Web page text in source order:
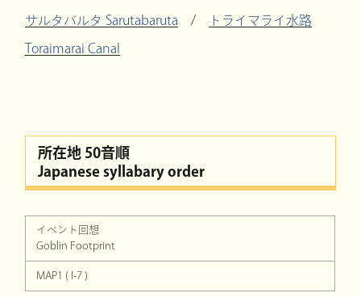
サルタバルタ Sarutabaruta / トライマライ水路
Toraimarai Canal
所在地 50音順
Japanese syllabary order
イベント回想
Goblin Footprint
MAP1 ( I-7 )